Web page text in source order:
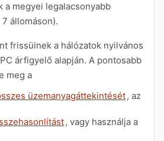
a megyei legalacsonyabb
állomáson).
frissülnek a hálózatok nyilvános
árfigyelő alapján. A pontosabb
meg a
üzemanyagáttekintését, az
, vagy használja a